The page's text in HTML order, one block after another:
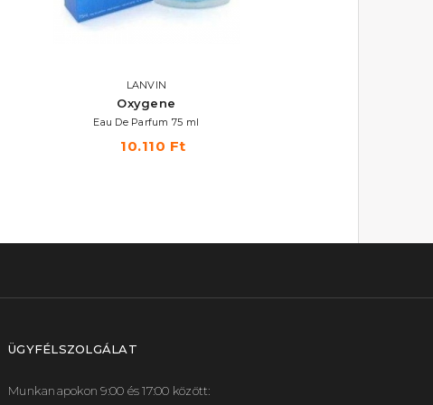
LANVIN
Oxygene
Eau De Parfum 75 ml
10.110 Ft
ÜGYFÉLSZOLGÁLAT
Munkanapokon 9:00 és 17:00 között: